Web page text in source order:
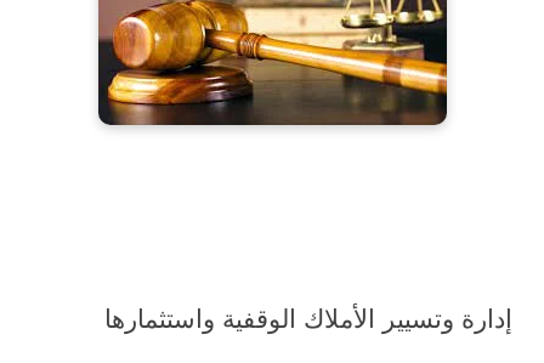
إدارة وتسيير الأملاك الوقفية واستثمارها